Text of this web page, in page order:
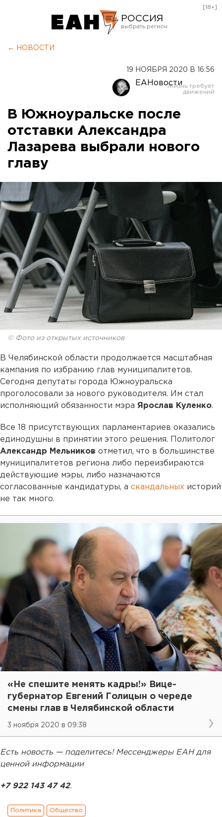
РОССИЯ
Оренбург
[18+]
← НОВОСТИ
19 НОЯБРЯ 2020 В 16:56
ЕАНовости
В Южноуральске после
отставки Александра
Лазарева выбрали нового
главу
© Фото из открытых источников
В Челябинской области продолжается масштабная
кампания по избранию глав муниципалитетов.
Сегодня депутаты города Южноуральска
проголосовали за нового руководителя. Им стал
исполняющий обязанности мэра Ярослав Куленко.
Все 18 присутствующих парламентариев оказались
единодушны в принятии этого решения. Политолог
Александр Мельников отметил, что в большинстве
муниципалитетов региона либо переизбираются
действующие мэры, либо назначаются
согласованные кандидатуры, а скандальных историй
не так много.
«Не спешите менять кадры!» Вице-
губернатор Евгений Голицын о череде
смены глав в Челябинской области
3 ноября 2020 в 09:38
Есть новость — поделитесь! Мессенджеры ЕАН для
ценной информации
+7 922 143 47 42.
Политика Общество